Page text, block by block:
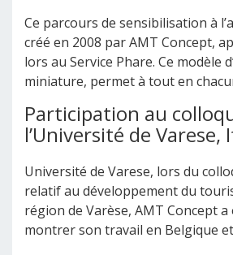
Ce parcours de sensibilisation à
créé en 2008 par AMT Concept,
lors au Service Phare. Ce modèle
miniature, permet à tout en
Participation au
l’Université de Varese,
Université de Varese, lors du
relatif au développement du
région de Varèse, AMT Concept
montrer son travail en Belgique